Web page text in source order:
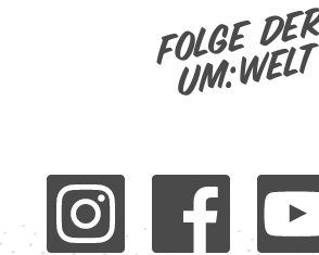
Folge
um:welt